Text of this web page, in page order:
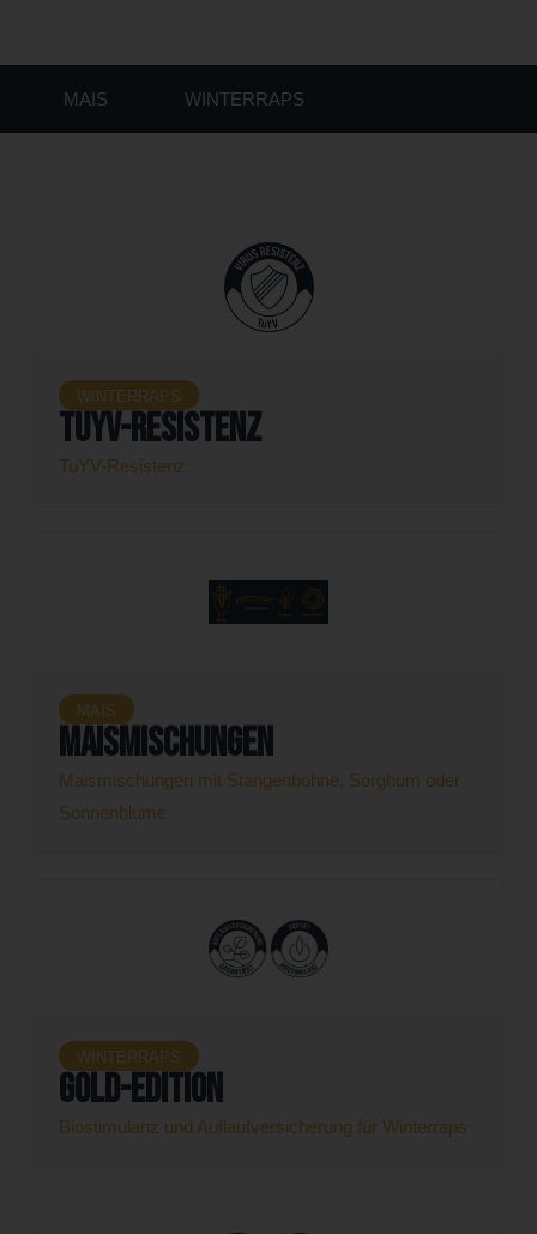
MAIS WINTERRAPS
WINTERRAPS
TuYV-Resistenz
TuYV-Resistenz
MAIS
Maismischungen
Maismischungen mit Stangenbohne, Sorghum oder
Sonnenblume
WINTERRAPS
Gold-Edition
Biostimulanz und Auflaufversicherung für Winterraps